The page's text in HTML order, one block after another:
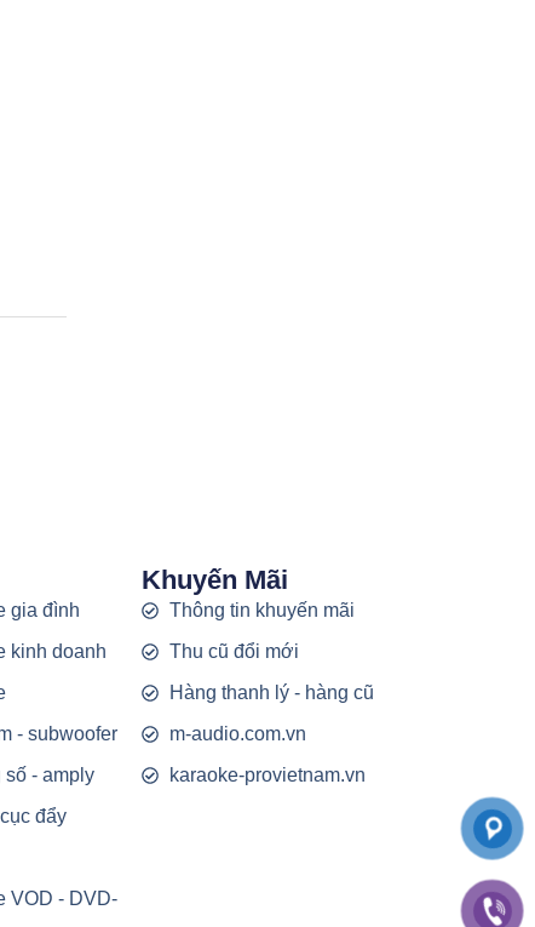
gia đình
kinh doanh
- subwoofer
số - amply
đẩy
VOD - DVD-
Khuyến Mãi
Thông tin khuyến mãi
Thu cũ đổi mới
Hàng thanh lý - hàng cũ
m-audio.com.vn
karaoke-provietnam.vn